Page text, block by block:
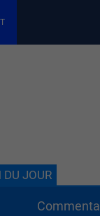
DU JOUR